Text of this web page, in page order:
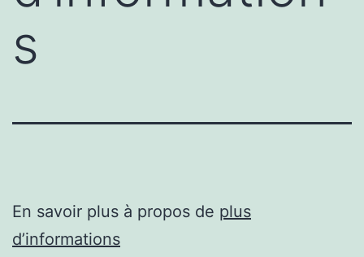
s
En savoir plus à propos de plus
d’informations